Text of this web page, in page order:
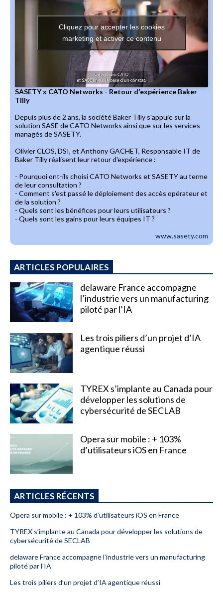
Cliquez pour accepter les cookies
marketing et activer ce contenu
SASETY x CATO Networks - Retour d'expérience Baker
Tilly
Depuis plus de 2 ans, la société Baker Tilly s'appuie sur la
solution SASE de CATO Networks ainsi que sur les services
managés de SASETY.
Olivier CLOS, DSI, et Anthony GACHET, Responsable IT de
Baker Tilly réalisent leur retour d'expérience :
- Pourquoi ont-ils choisi CATO Networks et SASETY au terme
de leur consultation ?
- Comment s'est passé le déploiement des accès opérateur et
de la solution ?
- Quels sont les bénéfices pour leurs utilisateurs ?
- Quels sont les gains pour leurs équipes IT ?
www.sasety.com
ARTICLES POPULAIRES
delaware France accompagne
l’industrie vers un manufacturing
piloté par l’IA
Les trois piliers d’un projet d’IA
agentique réussi
TYREX s’implante au Canada pour
développer les solutions de
cybersécurité de SECLAB
Opera sur mobile : + 103%
d’utilisateurs iOS en France
ARTICLES RÉCENTS
Opera sur mobile : + 103% d’utilisateurs iOS en France
TYREX s’implante au Canada pour développer les solutions de
cybersécurité de SECLAB
delaware France accompagne l’industrie vers un manufacturing
piloté par l’IA
Les trois piliers d’un projet d’IA agentique réussi